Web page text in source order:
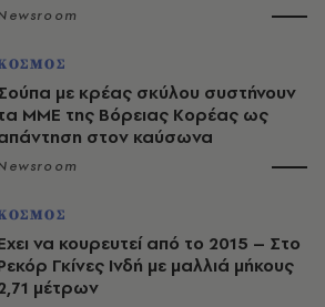
με κρέας σκύλου συστήνουν
ΜΜΕ της Βόρειας Κορέας ως
στον καύσωνα
να κουρευτεί από το 2015 – Στο
Γκίνες Ινδή με μαλλιά μήκους
μέτρων